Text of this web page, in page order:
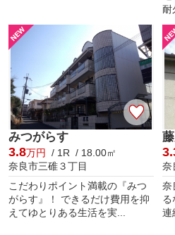
耐
みつがらす
3.8万円
/ 1R / 18.00㎡
奈良市三碓３丁目
こだわりポイント満載の『みつ
がらす』！ できるだけ費用を抑
えてゆとりある生活を実...
奈
奈
る
連